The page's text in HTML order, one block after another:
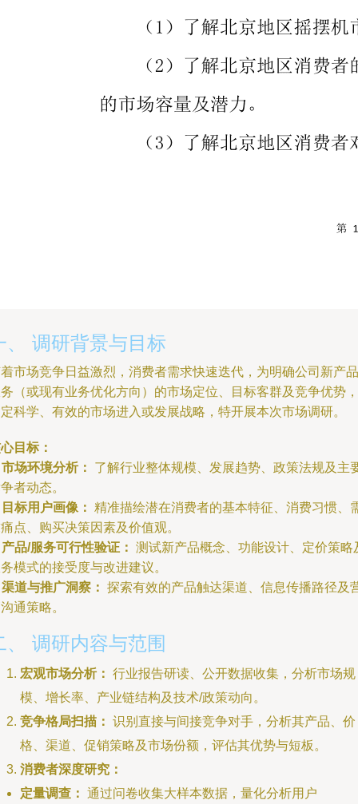
、 调研背景与目标
市场竞争日益激烈，消费者需求快速迭代，为明确公司新产
（或现有业务优化方向）的市场定位、目标客群及竞争优势，
科学、有效的市场进入或发展战略，特开展本次市场调研。
目标：
市场环境分析：
了解行业整体规模、发展趋势、政策法规及主
者动态。
目标用户画像： 精准描绘潜在消费者的基本特征、消费习惯、
点、购买决策因素及价值观。
产品/服务可行性验证： 测试新产品概念、功能设计、定价策略
模式的接受度与改进建议。
渠道与推广洞察： 探索有效的产品触达渠道、信息传播路径及
通策略。
、 调研内容与范围
宏观市场分析： 行业报告研读、公开数据收集，分析市场规
模、增长率、产业链结构及技术/政策动向。
竞争格局扫描： 识别直接与间接竞争对手，分析其产品、价
格、渠道、促销策略及市场份额，评估其优势与短板。
消费者深度研究：
定量调查： 通过问卷收集大样本数据，量化分析用户